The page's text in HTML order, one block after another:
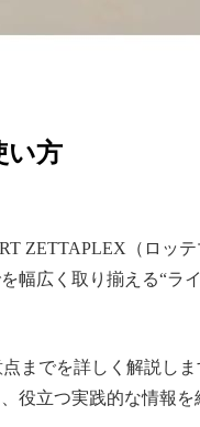
い方
ZETTAPLEX（ロッ
広く取り揃える“ラ
までを詳しく解説し
立つ実践的な情報を